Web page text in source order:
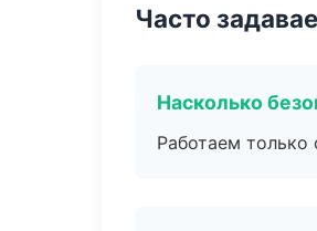
Часто
Насколько
Работаем